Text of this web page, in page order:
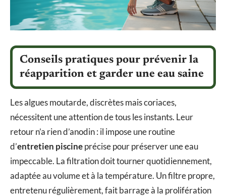
Conseils pratiques pour prévenir la
réapparition et garder une eau saine
Les algues moutarde, discrètes mais coriaces,
nécessitent une attention de tous les instants. Leur
retour n’a rien d’anodin : il impose une routine
d’entretien piscineprécise pour préserver une eau
impeccable. La filtration doit tourner quotidiennement,
adaptée au volume et à la température. Un filtre propre,
entretenu régulièrement, fait barrage à la prolifération